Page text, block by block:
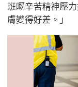
班嘅辛苦精神壓
膚變得好差。」